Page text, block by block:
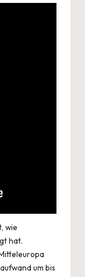
wie
hat.
um bis